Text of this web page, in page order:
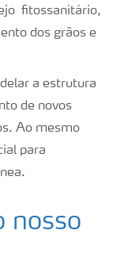
fitossanitário,
dos grãos e
a estrutura
de novos
Ao mesmo
para
nosso